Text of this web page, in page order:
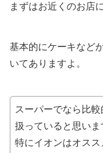
まずはお近くのお店
基本的にケーキなど
いてありますよ。
スーパーでなら比
扱っていると思いま
特にイオンはオスス